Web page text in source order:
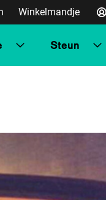
Winkelmandje
Steun